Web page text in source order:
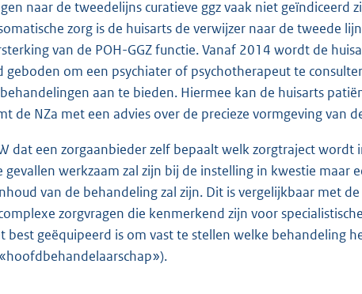
naar de tweedelijns curatieve ggz vaak niet
zorg is de huisarts de verwijzer naar de tweede
van de POH-GGZ functie. Vanaf 2014 wordt de
om een psychiater of psychotherapeut te
aan te bieden. Hiermee kan de huisarts
de NZa met een advies over de precieze vormgeving van
dat een zorgaanbieder zelf bepaalt welk zorgtraject wordt
gevallen werkzaam zal zijn bij de instelling in kwestie maar
van de behandeling zal zijn. Dit is vergelijkbaar met
zorgvragen die kenmerkend zijn voor
best geëquipeerd is om vast te stellen welke behandeling